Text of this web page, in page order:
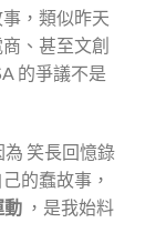
，類似昨天
、甚至文創
的爭議不是
笑長回憶錄
的蠢故事，
動 ，是我始料